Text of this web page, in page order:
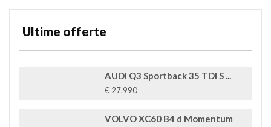
Ultime offerte
AUDI Q3 Sportback 35 TDI S ...
€ 27.990
VOLVO XC60 B4 d Momentum